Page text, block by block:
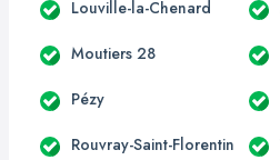
Louville-la-Chenard
Moutiers 28
Pézy
Rouvray-Saint-Florentin